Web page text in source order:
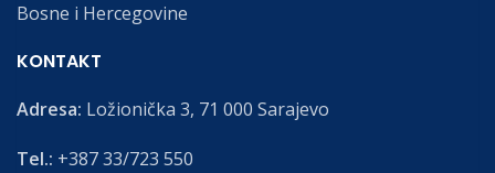
Bosne i Hercegovine
KONTAKT
Adresa: Ložionička 3, 71 000 Sarajevo
Tel.: +387 33/723 550